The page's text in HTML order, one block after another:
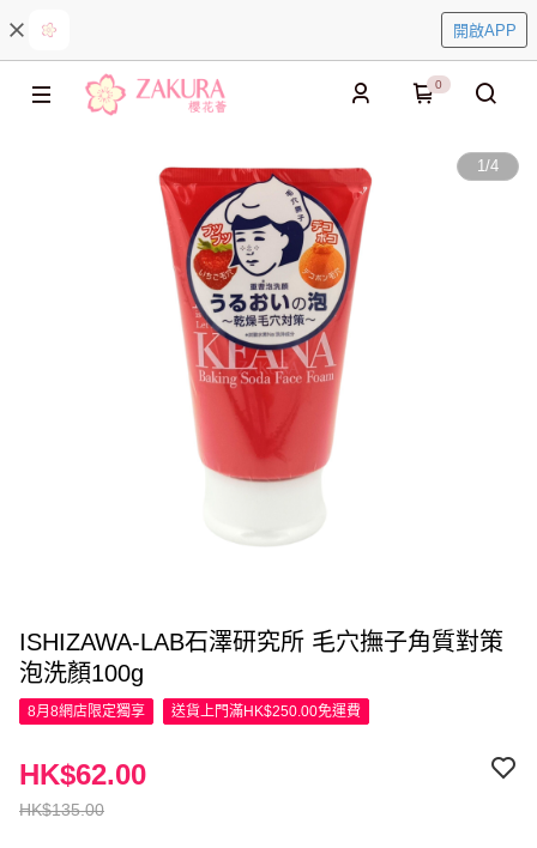
開啟APP
0
1/4
ISHIZAWA-LAB石澤研究所 毛穴撫子角質對策
泡洗顏100g
8月8網店限定獨享 送貨上門滿HK$250.00免運費
HK$135.00
HK$62.00